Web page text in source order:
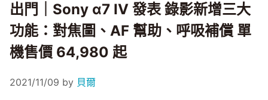
出門｜Sony α7 IV 發表 錄影新增三大
功能：對焦圖、AF 幫助、呼吸補償 單
機售價 64,980 起
2021/11/09 by 貝爾